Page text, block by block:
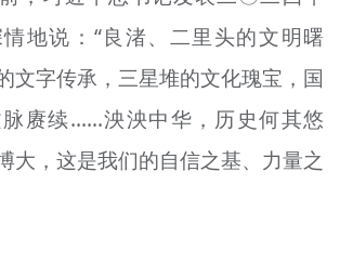
地说：“良渚、二里头的文明曙
文字传承，三星堆的文化瑰宝，国
赓续……泱泱中华，历史何其悠
大，这是我们的自信之基、力量之